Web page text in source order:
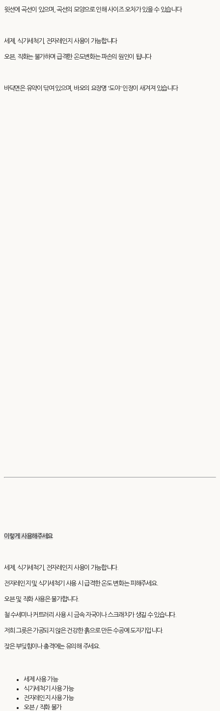
윗선에 곡선이 있으며, 곡선의 모양으로 인해 사이즈 오차가 있을 수 있습니다
세제, 식기세척기, 전자레인지 사용이 가능합니다
오븐, 직화는 불가하며 급격한 온도변화는 파손의 원인이 됩니다
바닥면은 유약이 닦여 있으며, 바오의 요장명 '도야' 인장이 새겨져 있습니다
이렇게 사용해주세요
세제, 식기세척기, 전자레인지 사용이 가능합니다.
전자레인지 및 식기세척기 사용 시 급격한 온도 변화는 피해주세요.
오븐 및 직화 사용은 불가합니다.
철 수세미나 커트러리 사용 시 금속 자국이나 스크래치가 생길 수 있습니다.
저희 그릇은 가공되지 않은 건강한 흙으로 만든 수공예 도자기입니다.
잦은 부딪힘이나 충격에는 유의해 주세요.
세제 사용 가능
식기세척기 사용 가능
전자레인지 사용 가능
오븐 / 직화 불가